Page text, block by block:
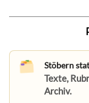
Stöbern
Texte,
Archiv.